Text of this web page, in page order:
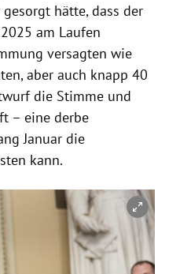
hätte, dass der
am Laufen
versagten wie
aber auch knapp 40
die Stimme und
– eine derbe
Januar die
kann.
schließen